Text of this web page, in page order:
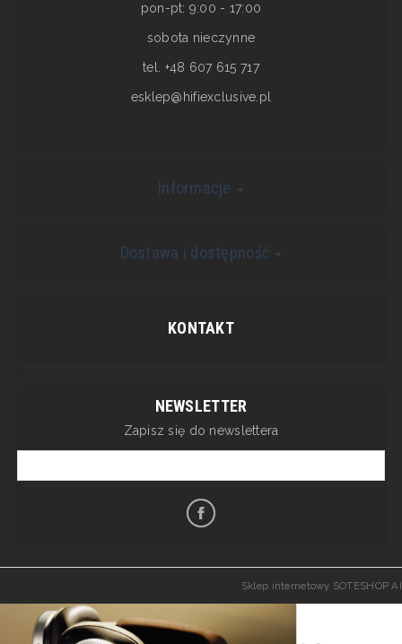
pon-pt: 9:00 - 17:00
sobota nieczynne
tel. +48 607 615 717
esklep@hifiexclusive.pl
Informacje
Dostawa i dostępność
KONTAKT
NEWSLETTER
Zapisz się do newslettera
Sklep internetowy SOTESHOP AI